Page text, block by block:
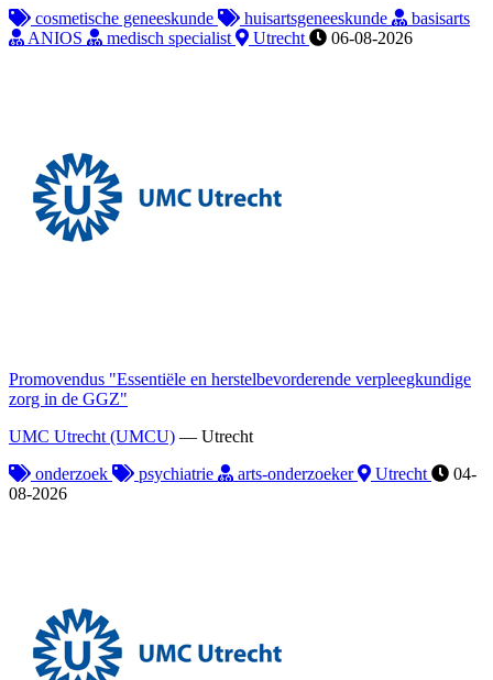
cosmetische geneeskunde
huisartsgeneeskunde
basisarts
ANIOS
medisch specialist Utrecht 06-08-2026
Promovendus "Essentiële en herstelbevorderende verpleegkundige
zorg in de GGZ"
UMC Utrecht (UMCU) — Utrecht
onderzoek
psychiatrie arts-onderzoeker Utrecht
04-
08-2026